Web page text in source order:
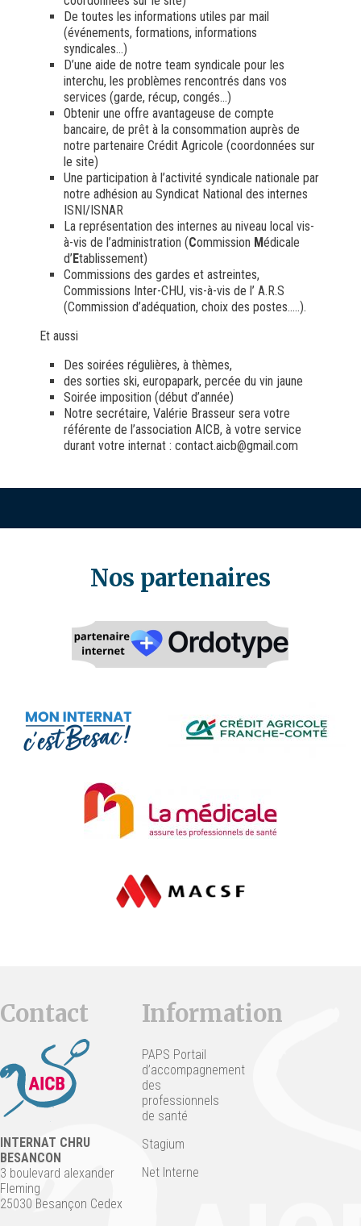
De toutes les informations utiles par mail
(événements, formations, informations
syndicales…)
D’une aide de notre team syndicale pour les
interchu, les problèmes rencontrés dans vos
services (garde, récup, congés…)
Obtenir une offre avantageuse de compte
bancaire, de prêt à la consommation auprès de
notre partenaire Crédit Agricole (coordonnées sur
le site)
Une participation à l’activité syndicale nationale par
notre adhésion au Syndicat National des internes
ISNI/ISNAR
La représentation des internes au niveau local vis-
à-vis de l’administration (Commission Médicale
d’Etablissement)
Commissions des gardes et astreintes,
Commissions Inter-CHU, vis-à-vis de l’ A.R.S
(Commission d’adéquation, choix des postes…..).
Et aussi
Des soirées régulières, à thèmes,
des sorties ski, europapark, percée du vin jaune
Soirée imposition (début d’année)
Notre secrétaire, Valérie Brasseur sera votre
référente de l’association AICB, à votre service
durant votre internat : contact.aicb@gmail.com
Nos partenaires
Contact
INTERNAT CHRU
BESANCON
3 boulevard alexander
Fleming
25030 Besançon Cedex
Information
PAPS Portail
d’accompagnement
des
professionnels
de santé
Stagium
Net Interne